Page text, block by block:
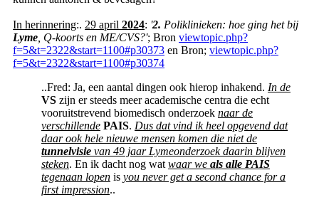
In herinnering:. 29 april 2024: '2. Poliklinieken: hoe ging het bij
Lyme , Q-koorts en ME/CVS?'; Bron viewtopic.php?
f=5&t=2322&start=1100#p30373 en Bron; viewtopic.php?
f=5&t=2322&start=1100#p30374
..Fred: Ja, een aantal dingen ook hierop inhakend. In de
VS zijn er steeds meer academische centra die echt
vooruitstrevend biomedisch onderzoek naar de
verschillende PAIS. Dus dat vind ik heel opgevend dat
daar ook hele nieuwe mensen komen die niet de
tunnelvisie van 49 jaar Lymeonderzoek daarin blijven
steken. En ik dacht nog wat waar we als alle PAIS
tegenaan lopen is you never get a second chance for a
first impression..